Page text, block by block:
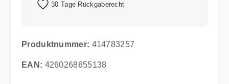
30 Tage Rückgaberecht
Produktnummer: 414783257
EAN: 4260268655138